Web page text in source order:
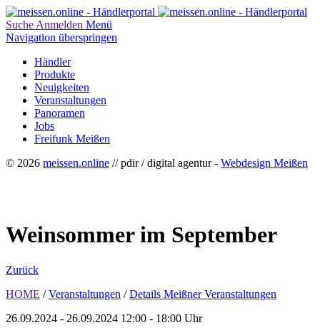
Suche Anmelden Menü
Navigation überspringen
Händler
Produkte
Neuigkeiten
Veranstaltungen
Panoramen
Jobs
Freifunk Meißen
© 2026 meissen.online // pdir / digital agentur - Webdesign Meißen
Weinsommer im September
Zurück
HOME / Veranstaltungen / Details Meißner Veranstaltungen
26.09.2024 - 26.09.2024 12:00 - 18:00 Uhr